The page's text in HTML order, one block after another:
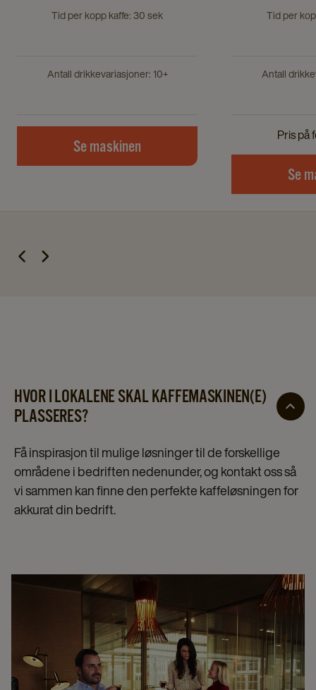
Tid per kopp kaffe: 30 sek
Antall drikkevariasjoner: 10+
Se maskinen
Tid per
Antall
Pris på
Se
HVOR I LOKALENE SKAL KAFFEMASKINEN(E)
PLASSERES?
Få inspirasjon til mulige løsninger til de forskellige
områdene i bedriften nedenunder, og kontakt oss så
vi sammen kan finne den perfekte kaffeløsningen for
akkurat din bedrift.